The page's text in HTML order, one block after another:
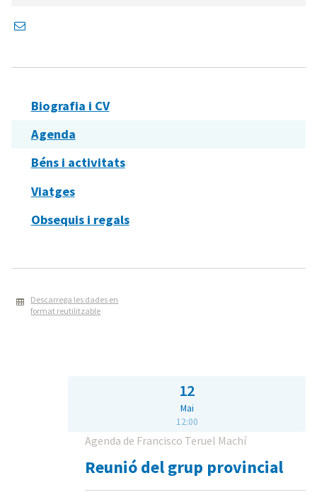
Biografia i CV
Agenda
Béns i activitats
Viatges
Obsequis i regals
Descarrega les dades en
format reutilitzable
12
Mai
12:00
Agenda de Francisco Teruel Machí
Reunió del grup provincial